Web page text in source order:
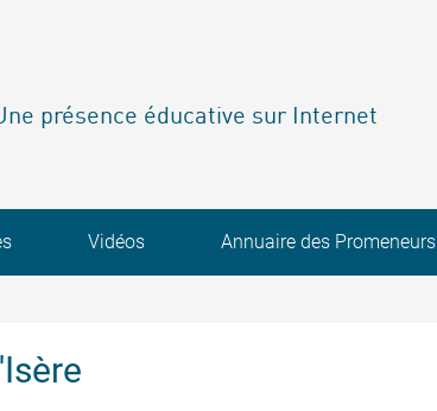
présence éducative sur Internet
Vidéos Annuaire des Promeneurs